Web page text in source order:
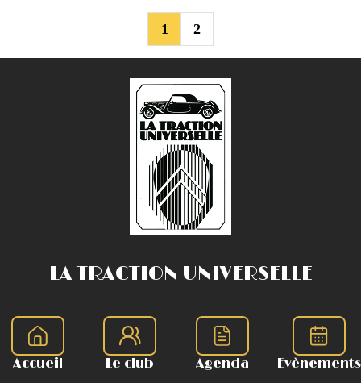
1 2
LA TRACTION UNIVERSELLE
Accueil Le club Agenda Evènements